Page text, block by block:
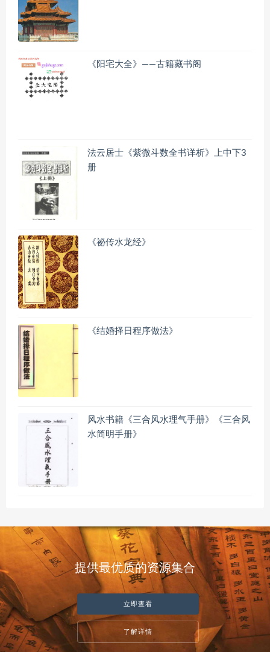
《阳宅大全》——古籍藏书阁
法云居士《紫微斗数全书详析》上中下3
册
《祕传水龙经》
《结婚择日程序做法》
风水书籍《三合风水理气手册》《三合风
水简明手册》
提供最优质的资源集合
立即查看
了解详情